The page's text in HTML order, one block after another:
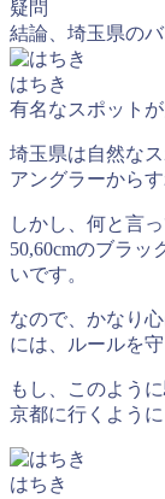
疑問
結論、埼玉県の
はちき
有名なスポット
埼玉県は自然な
アングラーから
しかし、何と言
50,60cmのブラ
いです。
なので、かなり
には、ルールを
もし、このよう
京都に行くように
はちき